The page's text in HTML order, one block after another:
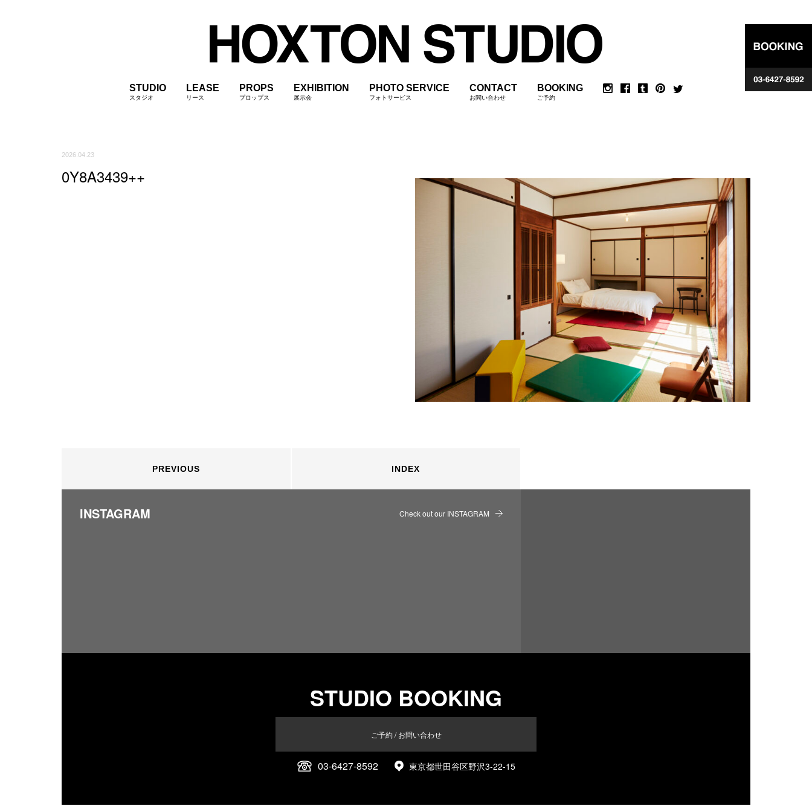
STUDIO
スタジオ
LEASE
リース
PROPS
プロップス
EXHIBITION
展示会
PHOTO SERVICE
フォトサービス
CONTACT
お問い合わせ
BOOKING
ご予約
2026.04.23
0Y8A3439++
PREVIOUS INDEX
INSTAGRAM Check out our INSTAGRAM
STUDIO BOOKING
ご予約 / お問い合わせ
03-6427-8592 東京都世田谷区野沢3-22-15